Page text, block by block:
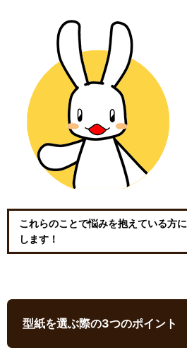
これらのことで悩みを抱えている方
します！
型紙を選ぶ際の3つのポイント